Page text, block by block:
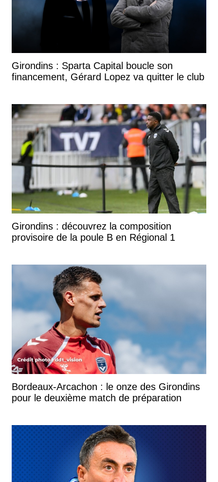
Girondins : Sparta Capital boucle son
financement, Gérard Lopez va quitter le club
Girondins : découvrez la composition
provisoire de la poule B en Régional 1
Bordeaux-Arcachon : le onze des Girondins
pour le deuxième match de préparation